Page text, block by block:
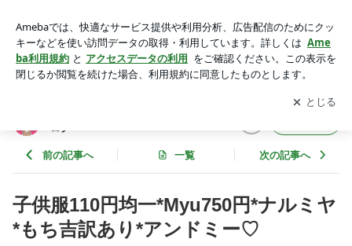
ー♡ | 『おかあ』のお得な買い物大好きブログ
アプリをダウンロードして ブログの更新通知
を受け取りまし
ょう。
開く
ログ
前の記事へ 一覧 次の記事へ
子供服110円均一*Myu750円*ナルミヤ
*もち吉訳あり*アンドミー♡